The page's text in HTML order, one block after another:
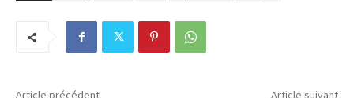
Article précédent Article suivant